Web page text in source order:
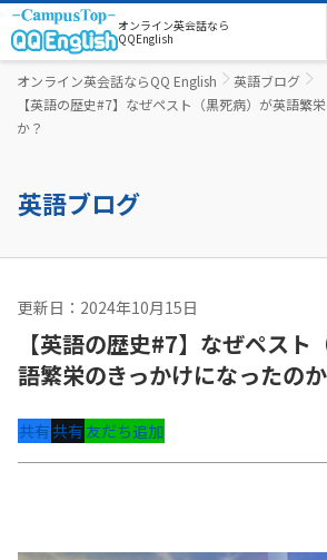
オンライン英会話なら
QQEnglish
オンライン英会話ならQQ English
英語ブログ
【英語の歴史#7】なぜペスト（黒死病）が英語繁
か？
英語ブログ
更新日：2024年10月15日
【英語の歴史#7】なぜペスト
語繁栄のきっかけになったの
共有共有友だち追加